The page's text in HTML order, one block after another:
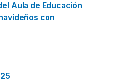
Aula de Educación
con